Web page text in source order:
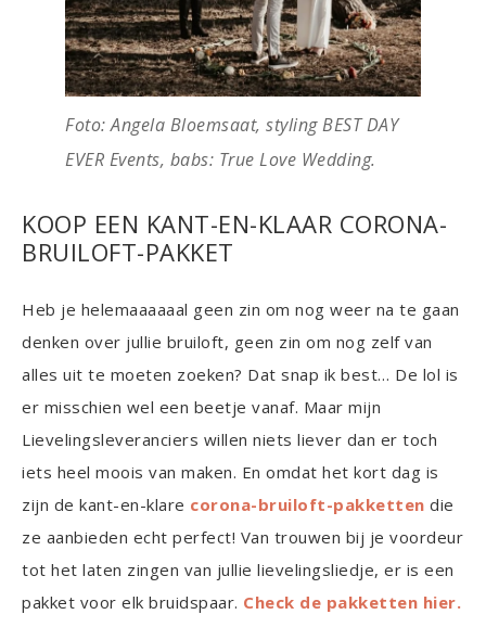
Foto: Angela Bloemsaat, styling BEST DAY
EVER Events, babs: True Love Wedding.
KOOP EEN KANT-EN-KLAAR CORONA-
BRUILOFT-PAKKET
Heb je helemaaaaaal geen zin om nog weer na te gaan
denken over jullie bruiloft, geen zin om nog zelf van
alles uit te moeten zoeken? Dat snap ik best… De lol is
er misschien wel een beetje vanaf. Maar mijn
Lievelingsleveranciers willen niets liever dan er toch
iets heel moois van maken. En omdat het kort dag is
zijn de kant-en-klare corona-bruiloft-pakketten die
ze aanbieden echt perfect! Van trouwen bij je voordeur
tot het laten zingen van jullie lievelingsliedje, er is een
pakket voor elk bruidspaar. Check de pakketten hier.